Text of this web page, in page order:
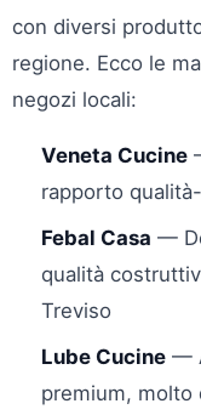
con diversi
regione. Ecco le
negozi locali:
Veneta Cucine
rapporto
Febal Casa —
qualità
Treviso
Lube Cucine —
premium, molto